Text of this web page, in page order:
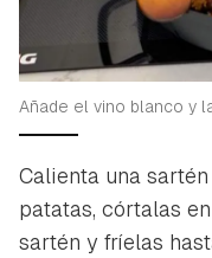
Añade el vino blanco y
Calienta una
patatas, córtalas
sartén y fríelas